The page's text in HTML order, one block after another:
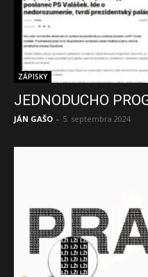
ZÁPISKY
JEDNODUCHO
JÁN GAŠO - 5. septembra 2024